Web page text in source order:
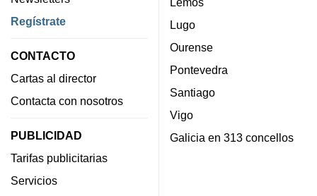
Regístrate
CONTACTO
Cartas al director
Contacta con nosotros
PUBLICIDAD
Tarifas publicitarias
Servicios
Lugo
Ourense
Pontevedra
Santiago
Vigo
Galicia en 313 concellos